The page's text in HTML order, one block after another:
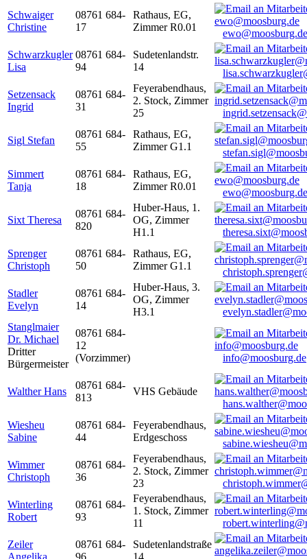
Schwaiger
Christine
08761 684-
17
Rathaus, EG,
Zimmer R0.01
ewo@moosburg.de
Schwarzkugler
Lisa
08761 684-
94
Sudetenlandstr.
14
Setzensack
Ingrid
08761 684-
31
Feyerabendhaus,
2. Stock, Zimmer
25
Sigl Stefan
08761 684-
55
Rathaus, EG,
Zimmer G1.1
Simmert
Tanja
08761 684-
18
Rathaus, EG,
Zimmer R0.01
ewo@moosburg.de
Sixt Theresa
08761 684-
820
Huber-Haus, 1.
OG, Zimmer
H1.1
Sprenger
Christoph
08761 684-
50
Rathaus, EG,
Zimmer G1.1
Stadler
Evelyn
08761 684-
14
Huber-Haus, 3.
OG, Zimmer
H3.1
Stanglmaier
Dr. Michael
Dritter
Bürgermeister
08761 684-
12
(Vorzimmer)
info@moosburg.de
Walther Hans
08761 684-
813
VHS Gebäude
Wiesheu
Sabine
08761 684-
44
Feyerabendhaus,
Erdgeschoss
Wimmer
Christoph
08761 684-
36
Feyerabendhaus,
2. Stock, Zimmer
23
Winterling
Robert
08761 684-
93
Feyerabendhaus,
1. Stock, Zimmer
11
Zeiler
Angelika
08761 684-
96
Sudetenlandstraße
14